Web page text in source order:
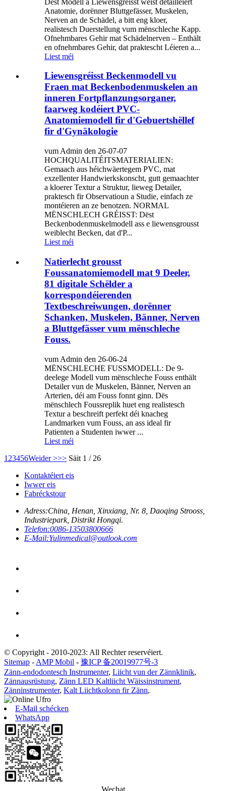
Anatomie, dorënner Bluttgefässer, Muskelen,
Nerven an de Schädel, a bitt eng kloer,
realistesch Duerstellung vum mënschleche Kapp.
Ofnehmbares Gehir mat Schädelnerven – Enthält
en ofnehmbares Gehir, dat praktescht Léieren a...
Liest méi
Liewensgréisst Beckenmodell vu
Fraen mat Beckenbodenmuskelen an
inneren Fortpflanzungsorganer,
faarweg kodéiert PVC-
Anatomiemodell fir d'Gebuertshëllef
fir d'Gynäkologie
vum Admin den 26-07-07
HOCHQUALITÉITSMATERIALIEN:
Gemaach aus héichwäertegem PVC, mat
exzellenter Handwierkskonscht, gutt gemaachter
a kloerer Textur a Struktur, lieweg Detailer,
praktesch fir Observatioun a Studie, einfach ze
montéieren an ze benotzen. NORMAL
MËNSCHLECH GRÉISST: Dëst
Beckenbodenmuskelmodell ass e liewensgrousst
weiblecht Becken, dat d'P...
Liest méi
Natierlecht grousst
Foussanatomiemodell mat 9 Deeler,
81 digitale Schëlder a
korrespondéierenden
Textbeschreiwungen, dorënner
Schanken, Muskelen, Bänner, Nerven
a Bluttgefässer vum mënschleche
Fouss.
vum Admin den 26-06-24
MËNSCHLECHE FUSSMODELL: De 9-
deelege Modell vum mënschleche Fouss enthält
Detailer vun de Muskelen, Bänner, Nerven an
Arterien, déi am Fouss fonnt ginn. Dës
mënschlech Foussreplik huet eng realistesch
Textur a beschreift perfekt déi knacheg
Landmarken vum Fouss, an ass ideal fir
Patienten a Studenten iwwer ...
Liest méi
1 23456Weider >>> Säit 1 / 26
Kontaktéiert eis
Iwwer eis
Fabréckstour
Adress:China, Henan, Xinxiang, Nr. 8, Daoqing Strooss,
Industriepark, Distrikt Hongqi.
Telefon:0086-13503800666
E-Mail:Yulinmedical@outlook.com
© Copyright - 2010-2023: All Rechter reservéiert.
Sitemap - AMP Mobil - 豫ICP 备20019977号-3
Zänn-endodontesch Instrumenter, Liicht vun der Zännklinik,
Zännausrüstung, Zänn LED Kaltliicht Wäissinstrument,
Zänninstrumenter, Kalt Liichtkolonn fir Zänn,
E-Mail schécken
WhatsApp
Wechat